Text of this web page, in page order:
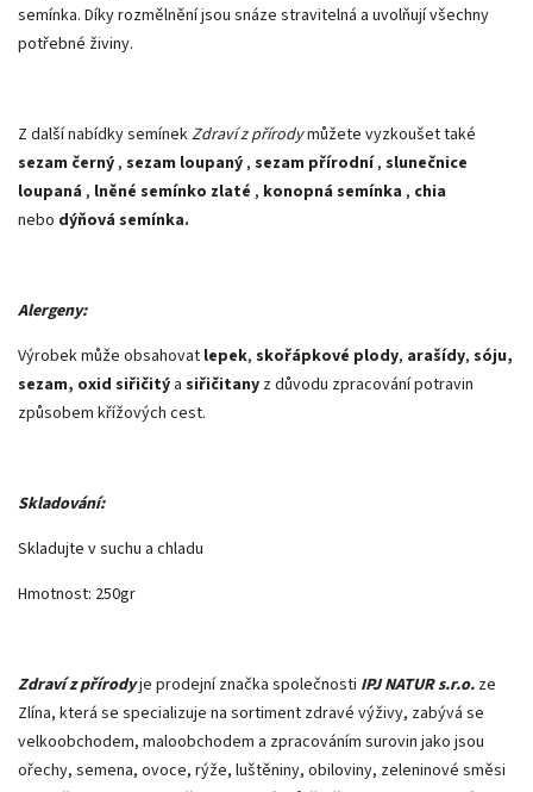
semínka. Díky rozmělnění jsou snáze stravitelná a uvolňují všechny
potřebné živiny.
Z další nabídky semínekZdraví z přírodymůžete vyzkoušet také
sezam černý , sezam loupaný , sezam přírodní, slunečnice
loupaná , lněné semínko zlaté , konopná semínka , chia
nebo dýňová semínka.
Alergeny:
Výrobek může obsahovat lepek, skořápkové plody, arašídy, sóju,
sezam, oxid siřičitý a siřičitany z důvodu zpracování potravin
způsobem křížových cest.
Skladování:
Skladujte v suchu a chladu
Hmotnost: 250gr
Zdraví z přírodyje prodejní značka společnosti IPJ NATUR s.r.o. ze
Zlína, která se specializuje na sortiment zdravé výživy, zabývá se
velkoobchodem, maloobchodem a zpracováním surovin jako jsou
ořechy, semena, ovoce, rýže, luštěniny, obiloviny, zeleninové směsi